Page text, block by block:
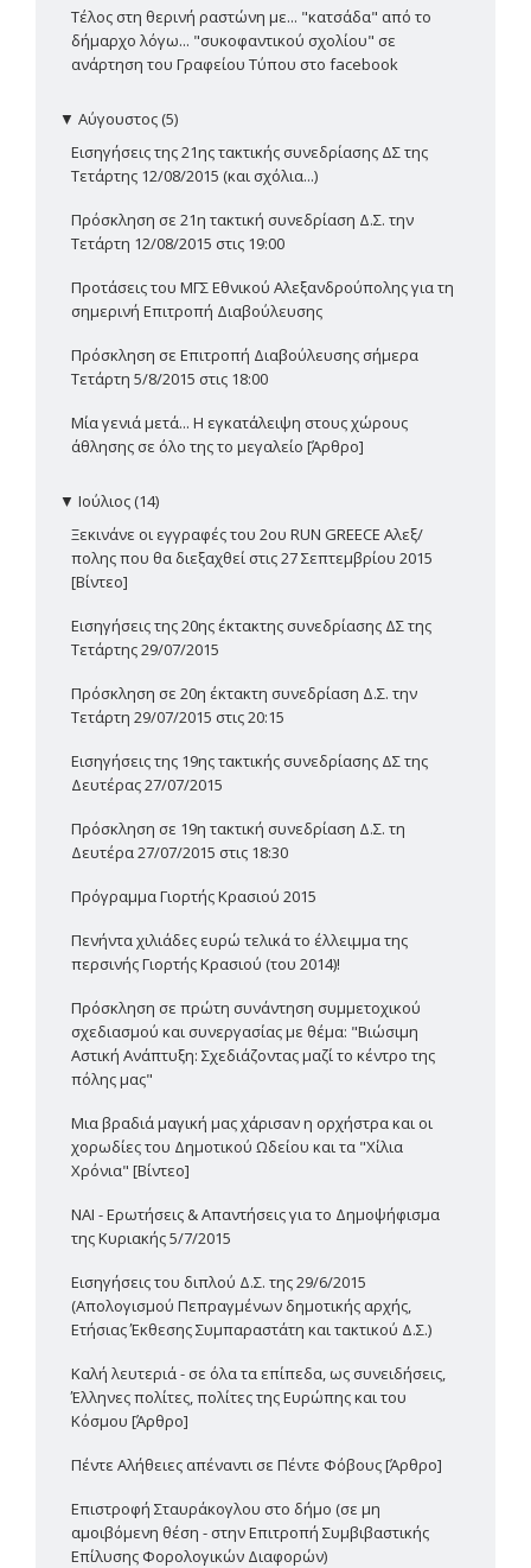
Τέλος στη θερινή ραστώνη με... "κατσάδα" από το
δήμαρχο λόγω... "συκοφαντικού σχολίου" σε
ανάρτηση του Γραφείου Τύπου στο facebook
▼ Αύγουστος (5)
Εισηγήσεις της 21ης τακτικής συνεδρίασης ΔΣ της
Τετάρτης 12/08/2015 (και σχόλια...)
Πρόσκληση σε 21η τακτική συνεδρίαση Δ.Σ. την
Τετάρτη 12/08/2015 στις 19:00
Προτάσεις του ΜΓΣ Εθνικού Αλεξανδρούπολης για τη
σημερινή Επιτροπή Διαβούλευσης
Πρόσκληση σε Επιτροπή Διαβούλευσης σήμερα
Τετάρτη 5/8/2015 στις 18:00
Μία γενιά μετά... Η εγκατάλειψη στους χώρους
άθλησης σε όλο της το μεγαλείο [Άρθρο]
▼ Ιούλιος (14)
Ξεκινάνε οι εγγραφές του 2ου RUN GREECE Αλεξ/
πολης που θα διεξαχθεί στις 27 Σεπτεμβρίου 2015
[Βίντεο]
Εισηγήσεις της 20ης έκτακτης συνεδρίασης ΔΣ της
Τετάρτης 29/07/2015
Πρόσκληση σε 20η έκτακτη συνεδρίαση Δ.Σ. την
Τετάρτη 29/07/2015 στις 20:15
Εισηγήσεις της 19ης τακτικής συνεδρίασης ΔΣ της
Δευτέρας 27/07/2015
Πρόσκληση σε 19η τακτική συνεδρίαση Δ.Σ. τη
Δευτέρα 27/07/2015 στις 18:30
Πρόγραμμα Γιορτής Κρασιού 2015
Πενήντα χιλιάδες ευρώ τελικά το έλλειμμα της
περσινής Γιορτής Κρασιού (του 2014)!
Πρόσκληση σε πρώτη συνάντηση συμμετοχικού
σχεδιασμού και συνεργασίας με θέμα: "Βιώσιμη
Αστική Ανάπτυξη: Σχεδιάζοντας μαζί το κέντρο της
πόλης μας"
Μια βραδιά μαγική μας χάρισαν η ορχήστρα και οι
χορωδίες του Δημοτικού Ωδείου και τα "Χίλια
Χρόνια" [Βίντεο]
ΝΑΙ - Ερωτήσεις & Απαντήσεις για το Δημοψήφισμα
της Κυριακής 5/7/2015
Εισηγήσεις του διπλού Δ.Σ. της 29/6/2015
(Απολογισμού Πεπραγμένων δημοτικής αρχής,
Ετήσιας Έκθεσης Συμπαραστάτη και τακτικού Δ.Σ.)
Καλή λευτεριά - σε όλα τα επίπεδα, ως συνειδήσεις,
Έλληνες πολίτες, πολίτες της Ευρώπης και του
Κόσμου [Άρθρο]
Πέντε Αλήθειες απέναντι σε Πέντε Φόβους [Άρθρο]
Επιστροφή Σταυράκογλου στο δήμο (σε μη
αμοιβόμενη θέση - στην Επιτροπή Συμβιβαστικής
Επίλυσης Φορολογικών Διαφορών)